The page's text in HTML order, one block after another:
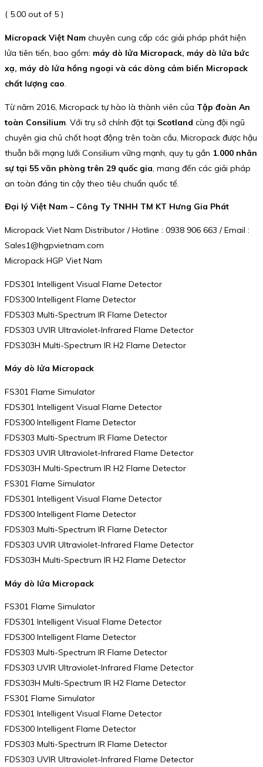
( 5.00 out of 5 )
Micropack Việt Nam chuyên cung cấp các giải pháp phát hiện
lửa tiên tiến, bao gồm: máy dò lửa Micropack, máy dò lửa bức
xạ, máy dò lửa hồng ngoại và các dòng cảm biến Micropack
chất lượng cao
Từ năm 2016, Micropack tự hào là thành viên của Tập đoàn An
toàn Consilium . Với trụ sở chính đặt tại Scotland cùng đội ngũ
chuyên gia chủ chốt hoạt động trên toàn cầu, Micropack được hậu
thuẫn bởi mạng lưới Consilium vững mạnh, quy tụ gần 1.000 nhân
sự tại 55 văn phòng trên 29 quốc gia , mang đến các giải pháp
an toàn đáng tin cậy theo tiêu chuẩn quốc tế.
Đại lý Việt Nam – Công Ty TNHH TM KT Hưng Gia Phát
Micropack Viet Nam Distributor / Hotline : 0938 906 663 / Email :
Sales1@hgpvietnam.com
Micropack HGP Viet Nam
FDS301 Intelligent Visual Flame Detector
FDS300 Intelligent Flame Detector
FDS303 Multi-Spectrum IR Flame Detector
FDS303 UVIR Ultraviolet-Infrared Flame Detector
FDS303H Multi-Spectrum IR H2 Flame Detector
Máy dò lửa Micropack
FS301 Flame Simulator
FDS301 Intelligent Visual Flame Detector
FDS300 Intelligent Flame Detector
FDS303 Multi-Spectrum IR Flame Detector
FDS303 UVIR Ultraviolet-Infrared Flame Detector
FDS303H Multi-Spectrum IR H2 Flame Detector
FS301 Flame Simulator
FDS301 Intelligent Visual Flame Detector
FDS300 Intelligent Flame Detector
FDS303 Multi-Spectrum IR Flame Detector
FDS303 UVIR Ultraviolet-Infrared Flame Detector
FDS303H Multi-Spectrum IR H2 Flame Detector
Máy dò lửa Micropack
FS301 Flame Simulator
FDS301 Intelligent Visual Flame Detector
FDS300 Intelligent Flame Detector
FDS303 Multi-Spectrum IR Flame Detector
FDS303 UVIR Ultraviolet-Infrared Flame Detector
FDS303H Multi-Spectrum IR H2 Flame Detector
FS301 Flame Simulator
FDS301 Intelligent Visual Flame Detector
FDS300 Intelligent Flame Detector
FDS303 Multi-Spectrum IR Flame Detector
FDS303 UVIR Ultraviolet-Infrared Flame Detector